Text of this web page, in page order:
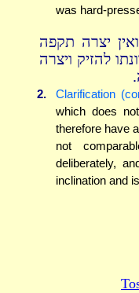
was hard-
יצרה תקפה
להזיק ויצרה
2. Clarification
which does
therefore have
not
deliberately,
inclination and